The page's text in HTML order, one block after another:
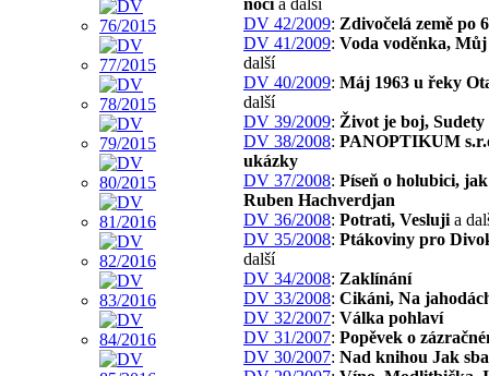
DV 42/2009: Zdivočelá země po
DV 41/2009: Voda voděnka,
další
DV 40/2009: Máj 1963 u řeky
další
DV 39/2009: Život je boj, Sudety
DV 38/2008: PANOPTIKUM
ukázky
DV 37/2008: Píseň o holubici,
Ruben Hachverdjan
DV 36/2008: Potrati, Vesluji a
DV 35/2008: Ptákoviny pro
další
DV 34/2008: Zaklínání
DV 33/2008: Cikáni, Na
DV 32/2007: Válka pohlaví
DV 31/2007: Popěvek o
DV 30/2007: Nad knihou Jak